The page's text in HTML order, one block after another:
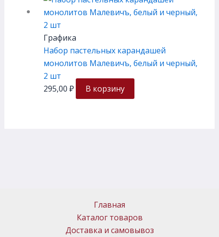
Графика
Набор пастельных карандашей
монолитов Малевичъ, белый и черный,
2 шт
295,00 ₽ В корзину
Главная
Каталог товаров
Доставка и самовывоз